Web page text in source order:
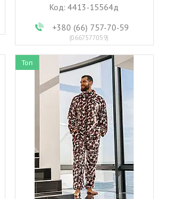
4413-15564д
+380 (66) 757-70-59
0667577059
Топ